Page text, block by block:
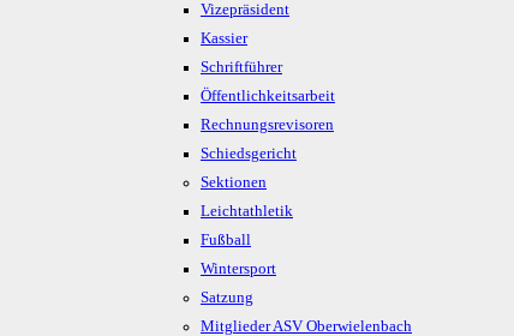
Vizepräsident
Kassier
Schriftführer
Öffentlichkeitsarbeit
Rechnungsrevisoren
Schiedsgericht
Sektionen
Leichtathletik
Fußball
Wintersport
Satzung
Mitglieder ASV Oberwielenbach